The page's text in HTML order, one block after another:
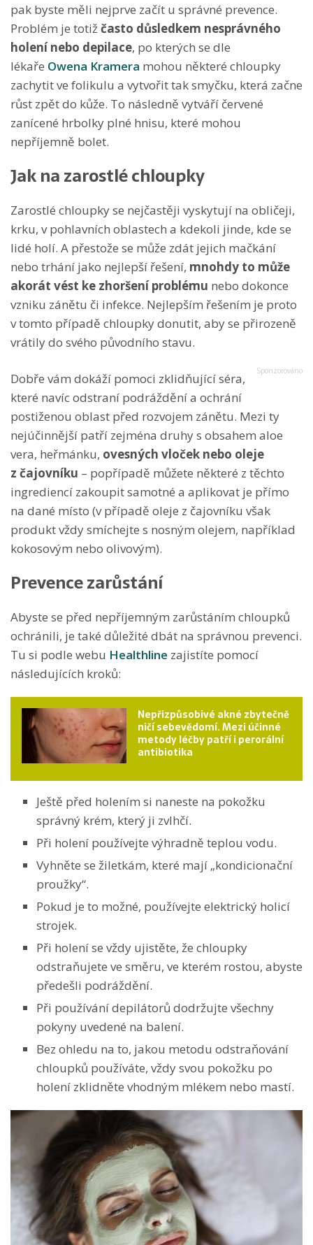
pak byste měli nejprve začít u správné prevence.
Problém je totižčasto důsledkem nesprávného
holení nebo depilace, po kterých se dle
lékaře Owena Kramera mohou některé chloupky
zachytit ve folikulu a vytvořit tak smyčku, která začne
růst zpět do kůže. To následně vytváří červené
zanícené hrbolky plné hnisu, které mohou
nepříjemně bolet.
Jak na zarostlé chloupky
Zarostlé chloupky se nejčastěji vyskytují na obličeji,
krku, v pohlavních oblastech a kdekoli jinde, kde se
lidé holí. A přestože se může zdát jejich mačkání
nebo trhání jako nejlepší řešení, mnohdy to může
akorát vést ke zhoršení problému nebo dokonce
vzniku zánětu či infekce. Nejlepším řešením je proto
v tomto případě chloupky donutit, aby se přirozeně
vrátily do svého původního stavu.
Dobře vám dokáží pomoci zklidňující séra,
které navíc odstraní podráždění a ochrání
postiženou oblast před rozvojem zánětu. Mezi ty
nejúčinnější patří zejména druhy s obsahem aloe
vera, heřmánku, ovesných vloček nebo oleje
z čajovníku – popřípadě můžete některé z těchto
ingrediencí zakoupit samotné a aplikovat je přímo
na dané místo (v případě oleje z čajovníku však
produkt vždy smíchejte s nosným olejem, například
kokosovým nebo olivovým).
Prevence zarůstání
Abyste se před nepříjemným zarůstáním chloupků
ochránili, je také důležité dbát na správnou prevenci.
Tu si podle webu Healthline zajistíte pomocí
následujících kroků:
Nepřizpůsobivé akné zbytečně
ničí sebevědomí. Mezi účinné
metody léčby patří i perorální
antibiotika
Ještě před holením si naneste na pokožku
správný krém, který ji zvlhčí.
Při holení používejte výhradně teplou vodu.
Vyhněte se žiletkám, které mají „kondicionační
proužky“.
Pokud je to možné, používejte elektrický holicí
strojek.
Při holení se vždy ujistěte, že chloupky
odstraňujete ve směru, ve kterém rostou, abyste
předešli podráždění.
Při používání depilátorů dodržujte všechny
pokyny uvedené na balení.
Bez ohledu na to, jakou metodu odstraňování
chloupků používáte, vždy svou pokožku po
holení zklidněte vhodným mlékem nebo mastí.